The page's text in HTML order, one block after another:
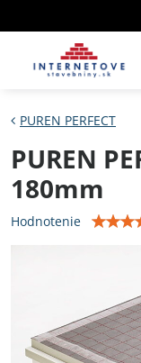
PUREN PERFECT
PUREN
180mm
Hodnotenie